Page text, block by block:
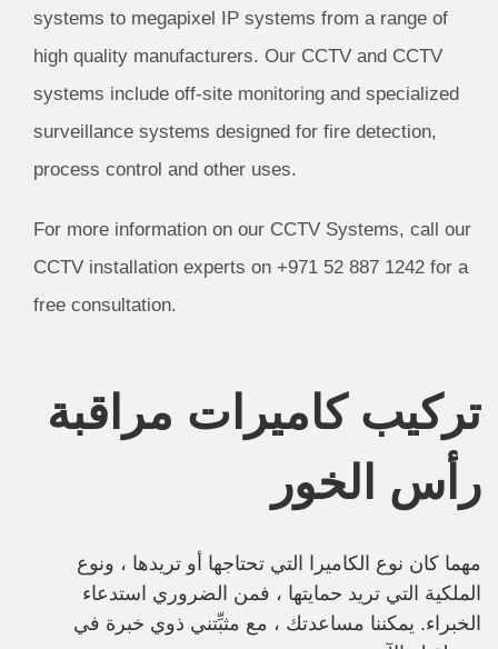
systems to megapixel IP systems from a range of
high quality manufacturers. Our CCTV and CCTV
systems include off-site monitoring and specialized
surveillance systems designed for fire detection,
process control and other uses.
For more information on our CCTV Systems, call our
CCTV installation experts on +971 52 887 1242 for a
free consultation.
تركيب كاميرات مراقبة
رأس الخور
مهما كان نوع الكاميرا التي تحتاجها أو تريدها ، ونوع
الملكية التي تريد حمايتها ، فمن الضروري استدعاء
الخبراء. يمكننا مساعدتك ، مع مثبِّتني ذوي خبرة في